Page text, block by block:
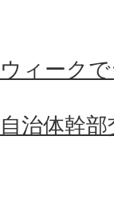
ィーク
治体幹